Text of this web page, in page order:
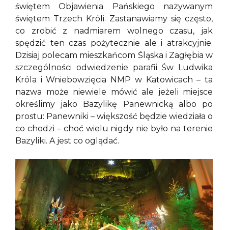
świętem Objawienia Pańskiego nazywanym
świętem Trzech Króli. Zastanawiamy się często,
co zrobić z nadmiarem wolnego czasu, jak
spędzić ten czas pożytecznie ale i atrakcyjnie.
Dzisiaj polecam mieszkańcom Śląska i Zagłębia w
szczególności odwiedzenie parafii Św Ludwika
Króla i Wniebowzięcia NMP w Katowicach – ta
nazwa może niewiele mówić ale jeżeli miejsce
określimy jako Bazylikę Panewnicką albo po
prostu: Panewniki – większość będzie wiedziała o
co chodzi – choć wielu nigdy nie było na terenie
Bazyliki. A jest co oglądać.